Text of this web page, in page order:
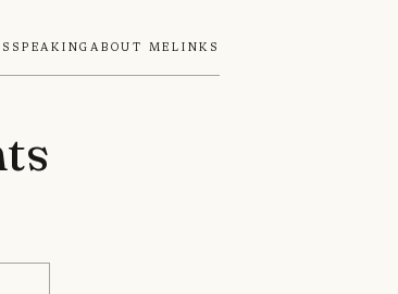
SpeakingAbout MeLinks